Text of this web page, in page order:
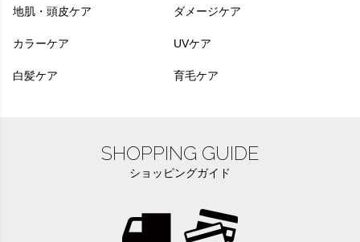
地肌・頭皮ケア ダメージケア
カラーケア UVケア
白髪ケア 育毛ケア
SHOPPING GUIDE
ショッピングガイド